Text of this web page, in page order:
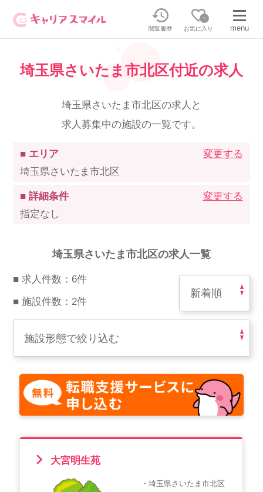
閲覧履歴
0
お気に入り menu
無料相談・お問い合わせはこちら
無料転職相談・お問い合わせの内容を
正社員／パートで働く
派遣で働く
その他のお問い合わせ
正社員・パートの求人を探す
紹介会社を使うメリットについて
介護・看護のお仕事について
埼玉県さいたま市北区付近の求人
埼玉県さいたま市北区の求人と
求人募集中の施設の一覧です。
■ エリア
埼玉県さいたま市北区
変更する
■ 詳細条件
指定なし
変更する
埼玉県さいたま市北区の求人一覧
■ 求人件数：6件
■ 施設件数：2件
大宮明生苑
・埼玉県さいたま市北区